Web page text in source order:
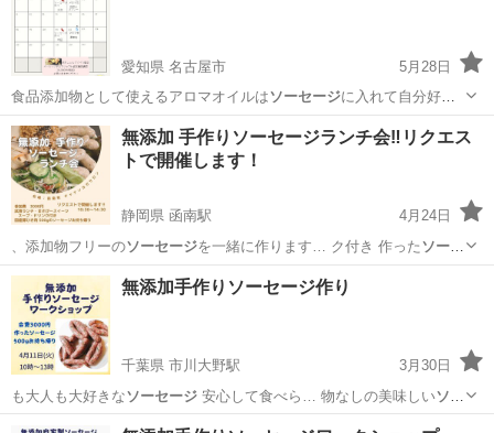
愛知県 名古屋市
5月28日
食品添加物として使えるアロマオイルはソーセージに入れて自分好み
の風味に。
愛知 名古屋市 アロマ アロマオイル
無添加 手作りソーセージランチ会‼️リクエス
トで開催します！
静岡県 函南駅
4月24日
、添加物フリーのソーセージ を一緒に作ります… ク付き 作った ソーセ
ージ500gはお持… 、自宅でも無添加ソーセージが作れるようにな…
静岡 三島市 函南駅 料理 ソーセージ
無添加手作りソーセージ作り
千葉県 市川大野駅
3月30日
も大人も大好きなソーセージ安心して食べら… 物なしの美味しいソー
セージ
を 作ってみませ… 円 お持ち帰りソーセージ500g ソーセ…
千葉 市川市 市川大野駅 ソーセージ